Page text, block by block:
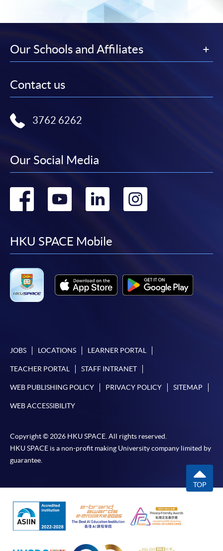
圖示進入網上服務網頁，然
某些課程須甄選入學，並要求申請人上載課程網頁
docx, jpg 和pdf格式之附件。
申請人可使用以下方式繳交報名費或課程費用:
繳費靈網上服務
- 申請人須先開立繳費靈戶口及設
定繳費靈網上密碼。有關如何申請繳費靈戶口及密
Mastercard卡」）繳付學費。
*香港大學專業進修學院Mastercard卡
如欲了解如何於網上報讀新課程及繳費，請瀏覽網上
-短期課程
-個別學歷頒授課程
報讀同一學歷頒授課程內其他單元
個別課程為須報讀同一學歷頒授課程及其他單元或繳
交下期學費的學員，提供網上服務，如學員就讀的課
程設有此服務，課程負責人會通知學員有關程序。
網上支付可通過「繳費靈」(PPS) (不適用於手機)、
VISA 或 Mastercard、「微信支付」(Online WeChat
Our Schools and Affiliates
Contact us
3762 6262
Our Social Media
Go
facebook
Go
youtube
Go
linkedin
HKU SPACE Mobile
JOBS LOCATIONS LEARNER PORTAL
TEACHER PORTAL STAFF INTRANET
WEB PUBLISHING POLICY PRIVACY POLICY SITEMAP
WEB ACCESSIBILITY
Copyright © 2026 HKU SPACE. All rights reserved.
HKU SPACE is a non-profit making University company limited by
guarantee.
TOP